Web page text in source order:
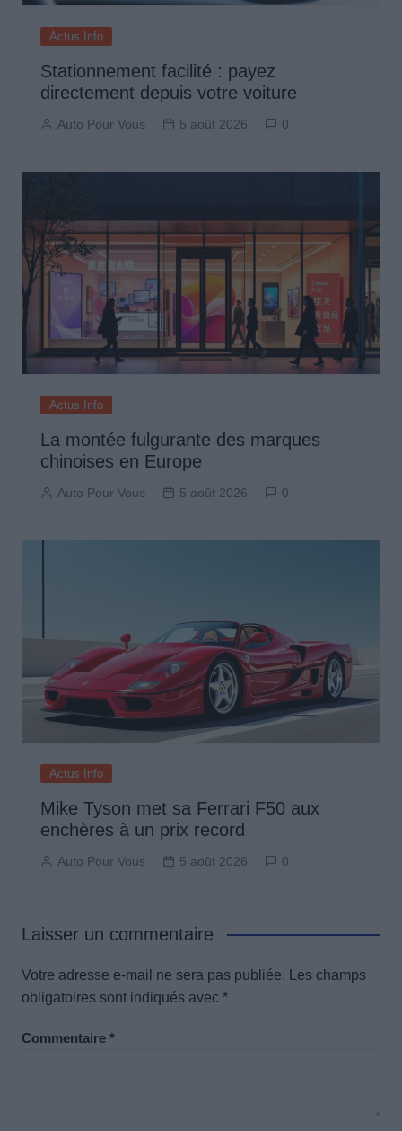
Actus Info
Stationnement facilité : payez
directement depuis votre voiture
Auto Pour Vous 5 août 2026 0
Actus Info
La montée fulgurante des marques
chinoises en Europe
Auto Pour Vous 5 août 2026 0
Actus Info
Mike Tyson met sa Ferrari F50 aux
enchères à un prix record
Auto Pour Vous 5 août 2026 0
Laisser un commentaire
Votre adresse e-mail ne sera pas publiée.
Les champs
obligatoires sont indiqués avec *
Commentaire *